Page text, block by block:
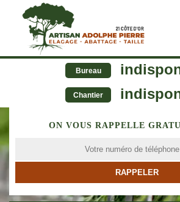
Bureau
Chantier
ON VOUS RAPPELLE